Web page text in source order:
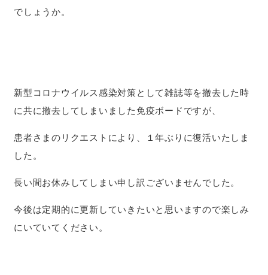
でしょうか。
新型コロナウイルス感染対策として雑誌等を撤去した時
に共に撤去してしまいました免疫ボードですが、
患者さまのリクエストにより、１年ぶりに復活いたしま
した。
長い間お休みしてしまい申し訳ございませんでした。
今後は定期的に更新していきたいと思いますので楽しみ
にいていてください。